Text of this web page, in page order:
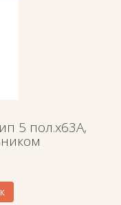
5 пол.х63А,